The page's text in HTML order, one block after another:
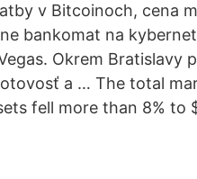
v Bitcoinoch, cena
bankomat na
Okrem Bratislavy
a … The total
fell more than 8% to